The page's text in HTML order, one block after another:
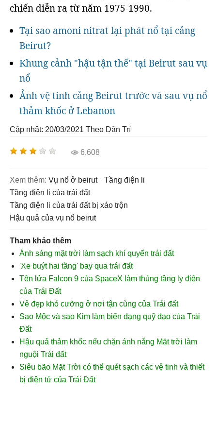
chiến diễn ra từ năm 1975-1990.
Tại sao amoni nitrat lại phát nổ tại cảng
Beirut?
Khung cảnh "hậu tận thế" tại Beirut sau vụ
nổ
Ảnh vệ tinh cảng Beirut trước và sau vụ nổ
thảm khốc ở Lebanon
Cập nhật: 20/03/2021 Theo Dân Trí
6.608
Xem thêm: vụ nổ ở beirut
tầng điện li
tầng điện li của trái đất
tầng điện li của trái đất bị xáo trộn
hậu quả của vụ nổ beirut
Tham khảo thêm
Ánh sáng mặt trời làm sạch khí quyển trái đất
'Xe buýt hai tầng' bay qua trái đất
Tên lửa Falcon 9 của SpaceX làm thủng tầng ly điện
của Trái Đất
Vẻ đẹp khó cưỡng ở nơi tận cùng của Trái đất
Sao Mộc và sao Kim làm biến dạng quỹ đạo của Trái
Đất
Hậu quả thảm khốc nếu chặn ánh nắng Mặt trời làm
nguội Trái đất
Siêu bão Mặt Trời có thể quét sạch các vệ tinh và thiết
bị điện tử của Trái Đất